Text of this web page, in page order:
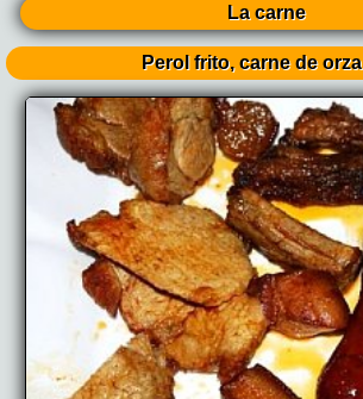
La carne
Perol frito, carne de orza